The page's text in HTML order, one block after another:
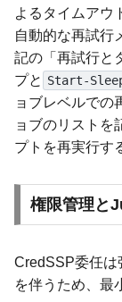
よるタイムアウ
自動的な再試行
記の「再試行と
プと Start-
ョブレベルでの
ョブのリストを
プトを再実行す
権限管理と
CredSSP委任は
を伴うため、最